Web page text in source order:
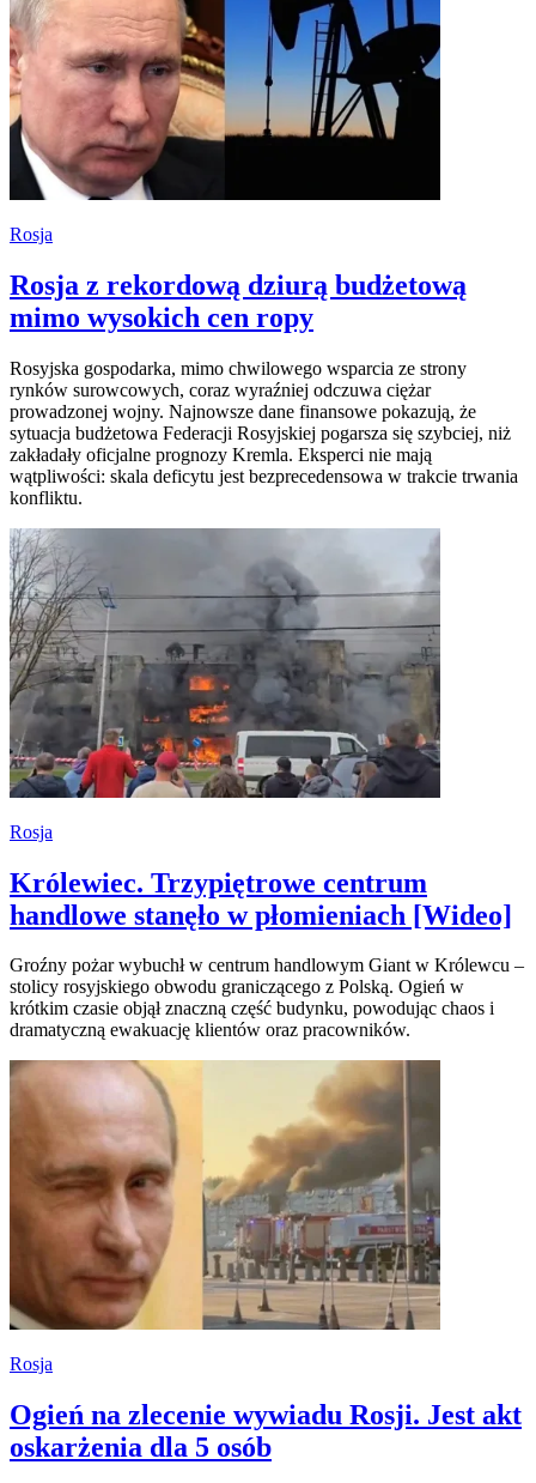
Rosja
Rosja z rekordową dziurą budżetową
mimo wysokich cen ropy
Rosyjska gospodarka, mimo chwilowego wsparcia ze strony
rynków surowcowych, coraz wyraźniej odczuwa ciężar
prowadzonej wojny. Najnowsze dane finansowe pokazują, że
sytuacja budżetowa Federacji Rosyjskiej pogarsza się szybciej, niż
zakładały oficjalne prognozy Kremla. Eksperci nie mają
wątpliwości: skala deficytu jest bezprecedensowa w trakcie trwania
konfliktu.
Rosja
Królewiec. Trzypiętrowe centrum
handlowe stanęło w płomieniach [Wideo]
Groźny pożar wybuchł w centrum handlowym Giant w Królewcu –
stolicy rosyjskiego obwodu graniczącego z Polską. Ogień w
krótkim czasie objął znaczną część budynku, powodując chaos i
dramatyczną ewakuację klientów oraz pracowników.
Rosja
Ogień na zlecenie wywiadu Rosji. Jest akt
oskarżenia dla 5 osób